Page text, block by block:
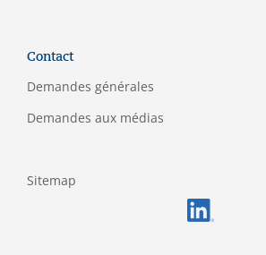
Contact
Demandes générales
Demandes aux médias
Sitemap